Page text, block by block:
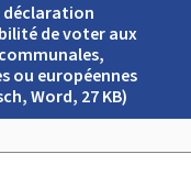
déclaration
de voter aux
ou européennes
Word, 27 KB)